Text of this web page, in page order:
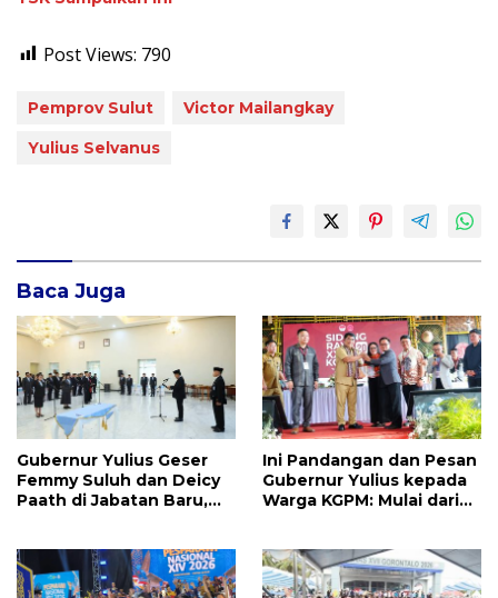
Post Views: 790
Pemprov Sulut
Victor Mailangkay
Yulius Selvanus
Baca Juga
Gubernur Yulius Geser
Femmy Suluh dan Deicy
Paath di Jabatan Baru,
Ini Pandangan dan Pesan
Gubernur Yulius kepada
Warga KGPM: Mulai dari